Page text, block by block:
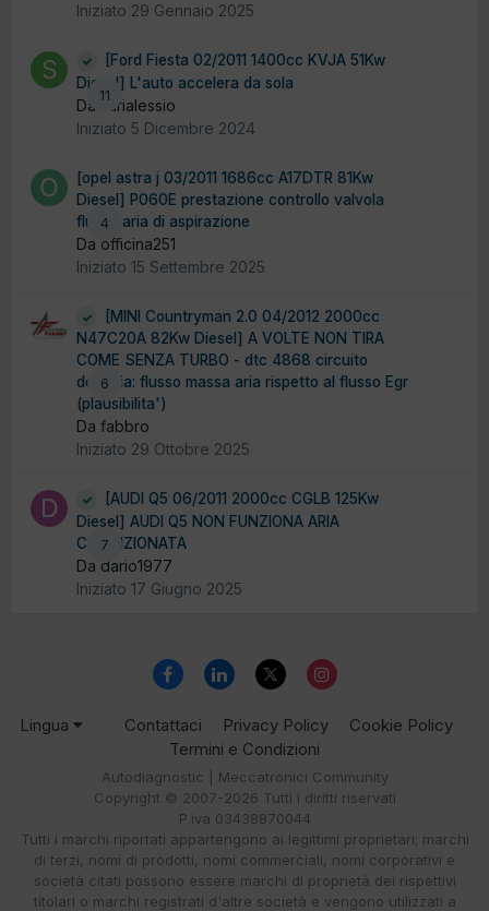
Iniziato 29 Gennaio 2025
11
[Ford Fiesta 02/2011 1400cc KVJA 51Kw
Diesel] L'auto accelera da sola
Da sarialessio
Iniziato 5 Dicembre 2024
4
[opel astra j 03/2011 1686cc A17DTR 81Kw
Diesel] P060E prestazione controllo valvola
flusso aria di aspirazione
Da officina251
Iniziato 15 Settembre 2025
6
[MINI Countryman 2.0 04/2012 2000cc
N47C20A 82Kw Diesel] A VOLTE NON TIRA
COME SENZA TURBO - dtc 4868 circuito
dell'aria: flusso massa aria rispetto al flusso Egr
(plausibilita')
Da fabbro
Iniziato 29 Ottobre 2025
7
[AUDI Q5 06/2011 2000cc CGLB 125Kw
Diesel] AUDI Q5 NON FUNZIONA ARIA
CONDIZIONATA
Da dario1977
Iniziato 17 Giugno 2025
Lingua Contattaci Privacy Policy
Cookie Policy
Termini e Condizioni
Autodiagnostic | Meccatronici Community
Copyright © 2007-2026 Tutti i diritti riservati
P.iva 03438870044
Tutti i marchi riportati appartengono ai legittimi proprietari; marchi
di terzi, nomi di prodotti, nomi commerciali, nomi corporativi e
società citati possono essere marchi di proprietà dei rispettivi
titolari o marchi registrati d'altre società e vengono utilizzati a